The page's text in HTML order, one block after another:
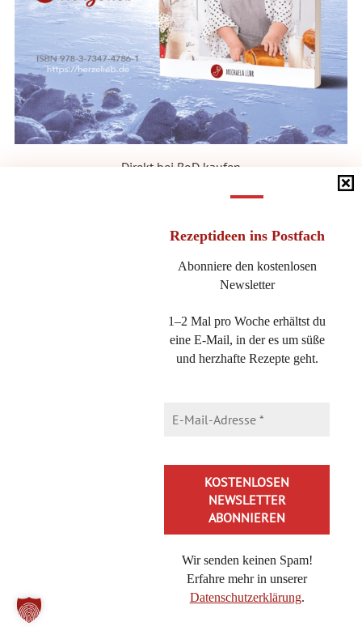
Rezeptideen ins Postfach
Abonniere den kostenlosen
Newsletter
1–2 Mal pro Woche erhältst du
eine E-Mail, in der es um süße
und herzhafte Rezepte geht.
Wir senden keinen Spam!
Erfahre mehr in unserer
Datenschutzerklärung.
Direkt bei BoD kaufen
DIE KATEGORIEN
NEUESTE BEITRÄGE
Saftiger Käsekuchen aus der Kastenform – einfach & cremig
Cheeseburger-Pasta, in 20 Minuten lecker essen mit diesem
Buttermilch-Zitronenkuchen, der frische Kühlschrankkuchen
Nuss-Zucchinikuchen: schnell, einfach und unglaublich
Tiramisubällchen als Dessert oder statt Kuchen am
Nachmittag
Curry-Schmand-Hähnchen: leckere Geflügelpfanne in 30